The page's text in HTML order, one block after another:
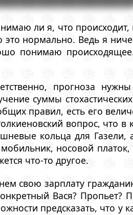
ли я, что
нормально. Ведь я
понимаю
прогноза
суммы
правил, есть его
вопрос, что в
кольца для
носовой
что-то другое.
свою зарплату
Вася? Пропьет?
предсказать, что у